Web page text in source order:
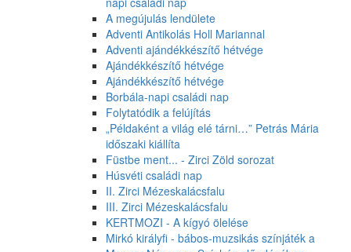
A megújulás lendülete
Adventi Antikolás Holl Mariannal
Adventi ajándékkészítő hétvége
Ajándékkészítő hétvége
Ajándékkészítő hétvége
Borbála-napi családi nap
Folytatódik a felújítás
„Példaként a világ elé tárni…” Petrás Mária
időszaki kiállíta
Füstbe ment... - Zirci Zöld sorozat
Húsvéti családi nap
II. Zirci Mézeskalácsfalu
III. Zirci Mézeskalácsfalu
KERTMOZI - A kígyó ölelése
Mirkó királyfi - bábos-muzsikás színjáték a